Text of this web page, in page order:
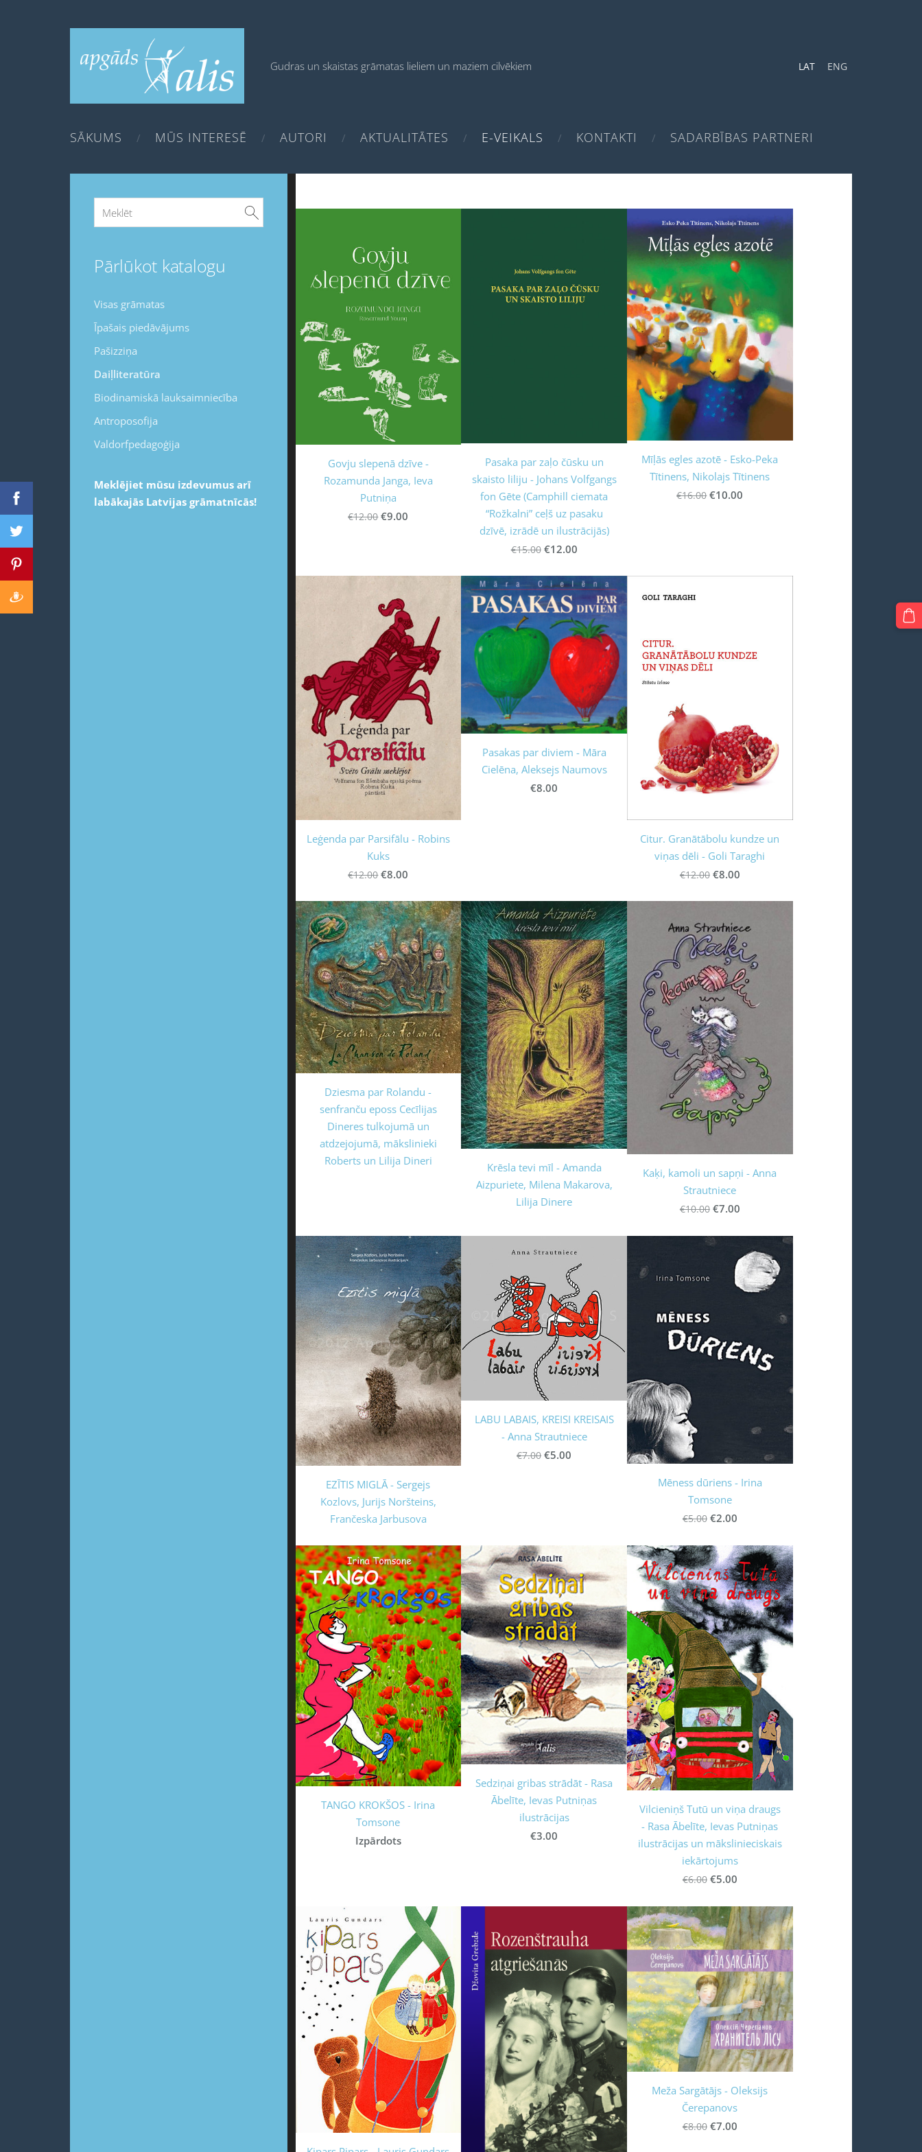
Gudras un skaistas grāmatas lieliem un maziem cilvēkiem
SĀKUMS MŪS INTERESĒ AUTORI AKTUALITĀTES E-VEIKALS KONTAKTI SADARBĪBAS PARTNERI
LAT ENG
Pārlūkot katalogu
Visas grāmatas
Īpašais piedāvājums
Pašizziņa
Daiļliteratūra
Biodinamiskā lauksaimniecība
Antroposofija
Valdorfpedagoģija
Meklējiet mūsu izdevumus arī
labākajās Latvijas grāmatnīcās!
Govju slepenā dzīve -
Rozamunda Janga, Ieva
Putniņa
€12.00 €9.00
Pasaka par zaļo čūsku un
skaisto liliju - Johans Volfgangs
fon Gēte (Camphill ciemata
“Rožkalni” ceļš uz pasaku
dzīvē, izrādē un ilustrācijās)
€15.00 €12.00
Mīļās egles azotē - Esko-Peka
Tītinens, Nikolajs Tītinens
€16.00 €10.00
Leģenda par Parsifālu - Robins
Kuks
€12.00 €8.00
Pasakas par diviem - Māra
Cielēna, Aleksejs Naumovs
€8.00
Citur. Granātābolu kundze un
viņas dēli - Goli Taraghi
€12.00 €8.00
Dziesma par Rolandu -
senfranču eposs Cecīlijas
Dineres tulkojumā un
atdzejojumā, mākslinieki
Roberts un Lilija Dineri
Krēsla tevi mīl - Amanda
Aizpuriete, Milena Makarova,
Lilija Dinere
Kaķi, kamoli un sapņi - Anna
Strautniece
€10.00 €7.00
EZĪTIS MIGLĀ - Sergejs
Kozlovs, Jurijs Noršteins,
Frančeska Jarbusova
LABU LABAIS, KREISI KREISAIS
- Anna Strautniece
€7.00 €5.00
Mēness dūriens - Irina
Tomsone
€5.00 €2.00
TANGO KROKŠOS - Irina
Tomsone
Izpārdots
Sedziņai gribas strādāt - Rasa
Ābelīte, Ievas Putniņas
ilustrācijas
€3.00
Vilcieniņš Tutū un viņa draugs
- Rasa Ābelīte, Ievas Putniņas
ilustrācijas un mākslinieciskais
iekārtojums
€6.00 €5.00
Meža Sargātājs - Oleksijs
Čerepanovs
€8.00 €7.00